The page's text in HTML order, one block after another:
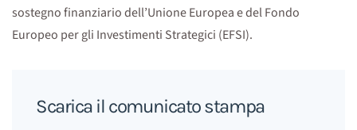
sostegno finanziario dell’Unione Europea e del Fondo
Europeo per gli Investimenti Strategici (EFSI).
Scarica il comunicato stampa